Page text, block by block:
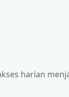
harian